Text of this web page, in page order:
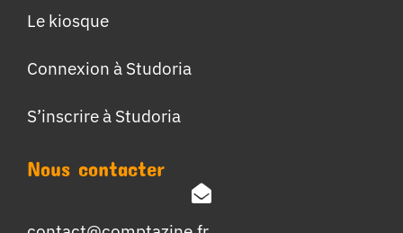
Le kiosque
Connexion à Studoria
S’inscrire à Studoria
Nous contacter